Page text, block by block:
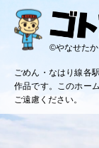
©やなせた
ごめん・なはり線各
作品です。このホー
ご遠慮ください。